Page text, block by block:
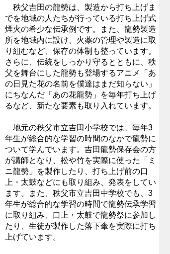
秩父吉田の龍勢は、製造から打ち上げま
でを地域の人たちが行っている打ち上げ式
煙火の希少な伝承例です。また、龍勢製造
所を地域内に設け、火薬の管理や製造に取
り組むなど、保存の体制も整っています。
さらに、伝統をしっかり守るとともに、秩
父を舞台にした龍勢も登場するアニメ「あ
の日見た花の名前を僕達はまだ知らない」
にちなんだ「あの花龍勢」を毎年打ち上げ
るなど、新たな要素も取り入れています。
地元の秩父市立吉田小学校では、毎年3
年生が総合的な学習の時間のなかで龍勢に
ついて学んでいます。吉田龍勢保存会の方
が講師となり、松や竹を実際に使った「ミ
ニ龍勢」を製作したり、打ち上げ前の口
上・太鼓などにも取り組み、発表をしてい
ます。また、秩父市立吉田中学校でも、3
年生が総合的な学習の時間で龍勢伝承学習
に取り組み、口上・太鼓で龍勢祭に参加し
たり、生徒が製作した落下傘を実際に打ち
上げています。